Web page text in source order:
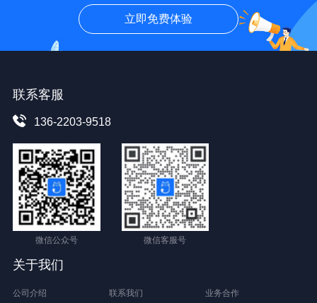
立即免费体验
联系客服
136-2203-9518
微信公众号 微信客服号
关于我们
公司介绍 联系我们 业务合作